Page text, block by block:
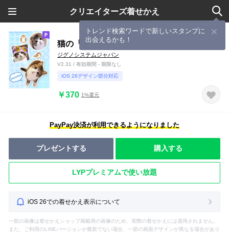
クリエイターズ着せかえ
トレンド検索ワードで新しいスタンプに
出会えるかも！
猫の『すずめちゃん』にゃり！
ジグノシステムジャパン
V2.31 / 有効期間 - 期限なし
iOS 26デザイン部分対応
￥370 1%還元
PayPay決済が利用できるようになりました
プレゼントする 購入する
LYPプレミアムで使い放題
iOS 26での着せかえ表示について
一部の画像は着せかえショップ掲載用の画像のため、実際の着せかえには適用されません。
また、ご利用のLINEバージョンが最新でない場合、一部の画面デザインが異なる場合があり